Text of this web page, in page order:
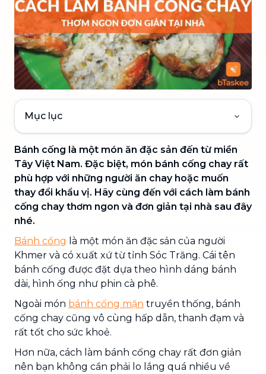
Mục lục
Bánh cống là một món ăn đặc sản đến từ miền
Tây Việt Nam. Đặc biệt, món bánh cống chay rất
phù hợp với những người ăn chay hoặc muốn
thay đổi khẩu vị. Hãy cùng đến với cách làm bánh
cống chay thơm ngon và đơn giản tại nhà sau đây
nhé.
Bánh cống là một món ăn đặc sản của người
Khmer và có xuất xứ từ tỉnh Sóc Trăng. Cái tên
bánh cống được đặt dựa theo hình dáng bánh
dài, hình ống như phin cà phê.
Ngoài món bánh cống mặn truyền thống, bánh
cống chay cũng vô cùng hấp dẫn, thanh đạm và
rất tốt cho sức khoẻ.
Hơn nữa, cách làm bánh cống chay rất đơn giản
nên bạn không cần phải lo lắng quá nhiều về